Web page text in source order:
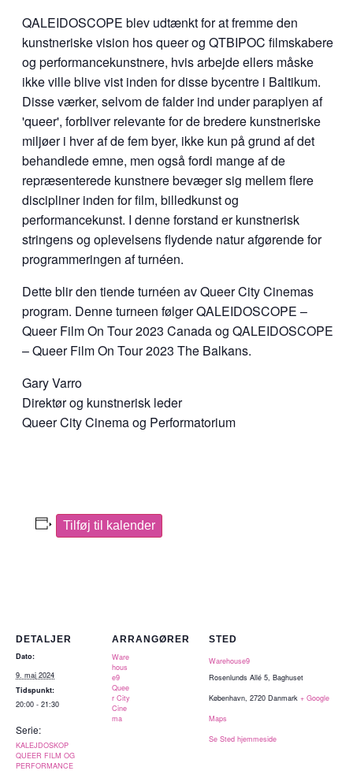
QALEIDOSCOPE blev udtænkt for at fremme den
kunstneriske vision hos queer og QTBIPOC filmskabere
og performancekunstnere, hvis arbejde ellers måske
ikke ville blive vist inden for disse bycentre i Baltikum.
Disse værker, selvom de falder ind under paraplyen af
'queer', forbliver relevante for de bredere kunstneriske
miljøer i hver af de fem byer, ikke kun på grund af det
behandlede emne, men også fordi mange af de
repræsenterede kunstnere bevæger sig mellem flere
discipliner inden for film, billedkunst og
performancekunst. I denne forstand er kunstnerisk
stringens og oplevelsens flydende natur afgørende for
programmeringen af turnéen.
Dette blir den tiende turnéen av Queer City Cinemas
program. Denne turneen følger QALEIDOSCOPE –
Queer Film On Tour 2023 Canada og QALEIDOSCOPE
– Queer Film On Tour 2023 The Balkans.
Gary Varro
Direktør og kunstnerisk leder
Queer City Cinema og Performatorium
Tilføj til kalender
DETALJER
Dato:
9. maj 2024
Tidspunkt:
20:00 - 21:30
Serie:
KALEJDOSKOP
QUEER FILM OG
PERFORMANCE
ARRANGØRER
Ware
hous
e9
Quee
r City
Cine
ma
STED
Warehouse9
Rosenlunds Allé 5, Baghuset
København, 2720 Danmark + Google
Maps
Se Sted hjemmeside